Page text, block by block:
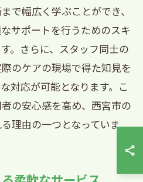
で幅広く学ぶことができ、
サポートを行うためのスキ
。さらに、スタッフ同士の
のケアの現場で得た知見を
対応が可能となります。こ
の安心感を高め、西宮市の
理由の一つとなっていま